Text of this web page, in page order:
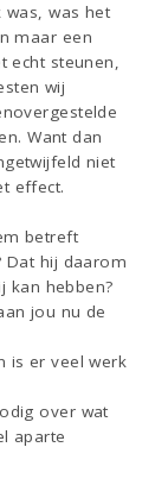
was, was het
maar een
echt steunen,
wij
Want dan
niet
effect.
betreft
Dat hij daarom
kan hebben?
jou nu de
is er veel werk
over wat
aparte